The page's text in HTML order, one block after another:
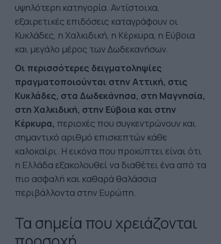
υψηλότερη κατηγορία. Αντίστοιχα,
εξαιρετικές επιδόσεις καταγράφουν οι
Κυκλάδες, η Χαλκιδική, η Κέρκυρα, η Εύβοια
και μεγάλο μέρος των Δωδεκανήσων.
Οι περισσότερες δειγματοληψίες
πραγματοποιούνται στην Αττική, στις
Κυκλάδες, στα Δωδεκάνησα, στη Μαγνησία,
στη Χαλκιδική, στην Εύβοια και στην
Κέρκυρα, περιοχές που συγκεντρώνουν και
σημαντικό αριθμό επισκεπτών κάθε
καλοκαίρι. Η εικόνα που προκύπτει είναι ότι
η Ελλάδα εξακολουθεί να διαθέτει ένα από τα
πιο ασφαλή και καθαρά θαλάσσια
περιβάλλοντα στην Ευρώπη.
Τα σημεία που χρειάζονται